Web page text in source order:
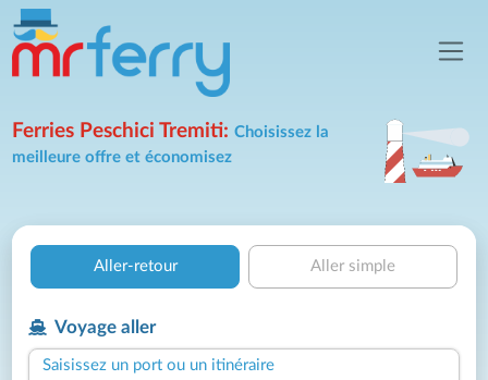
Ferries Peschici Tremiti:Choisissez la
meilleure offre et économisez
Aller-retour Aller simple
Voyage aller
Saisissez un port ou un itinéraire